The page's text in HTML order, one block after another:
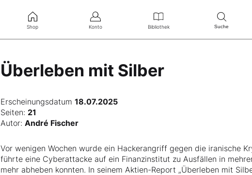
Shop Konto Bibliothek Suche
Überleben mit Silber
Erscheinungsdatum18.07.2025
Seiten:21
Autor:André Fischer
Vor wenigen Wochen wurde ein Hackerangriff gegen die iranische
führte eine Cyberattacke auf ein Finanzinstitut zu Ausfällen in
mehr abheben konnten. In seinem Aktien-Report „Überleben mit